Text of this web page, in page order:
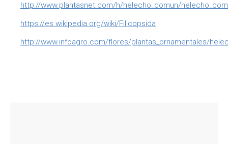
http://www.plantasnet.com/h/helecho_comun/
https://es.wikipedia.org/wiki/Filicopsida
http://www.infoagro.com/flores/plantas_ornamentales/